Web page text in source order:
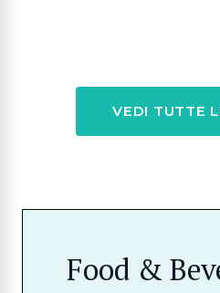
VEDI TUTTE
Food &